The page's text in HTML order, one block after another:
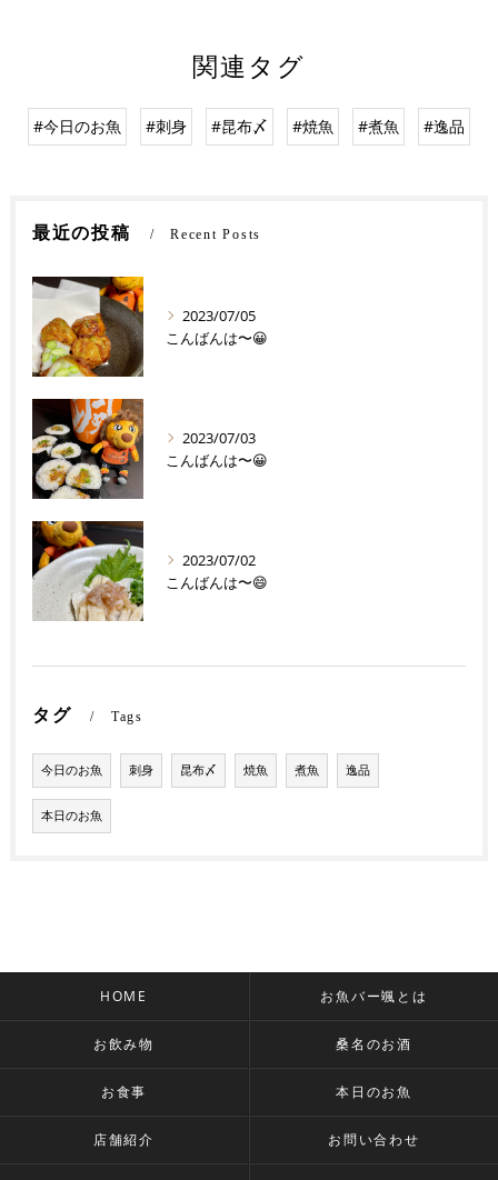
関連タグ
#今日のお魚 #刺身 #昆布〆 #焼魚 #煮魚 #逸品
最近の投稿 Recent Posts
2023/07/05
こんばんは〜😀
2023/07/03
こんばんは〜😀
2023/07/02
こんばんは〜😄
タグ Tags
今日のお魚 刺身 昆布〆 焼魚 煮魚 逸品
本日のお魚
HOME お魚バー颯とは
お飲み物 桑名のお酒
お食事 本日のお魚
店舗紹介 お問い合わせ